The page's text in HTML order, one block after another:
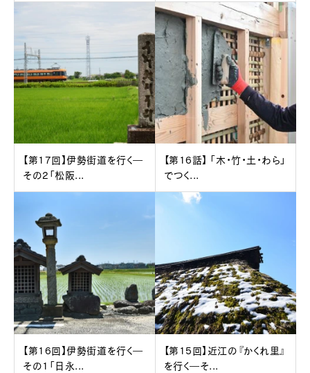
【第17回】伊勢街道を行く―
その2「松阪...
【第16話】 「木・竹・土・わら」
でつく...
【第16回】伊勢街道を行く―
その1「日永...
【第15回】近江の『かくれ里』
を行く―そ...